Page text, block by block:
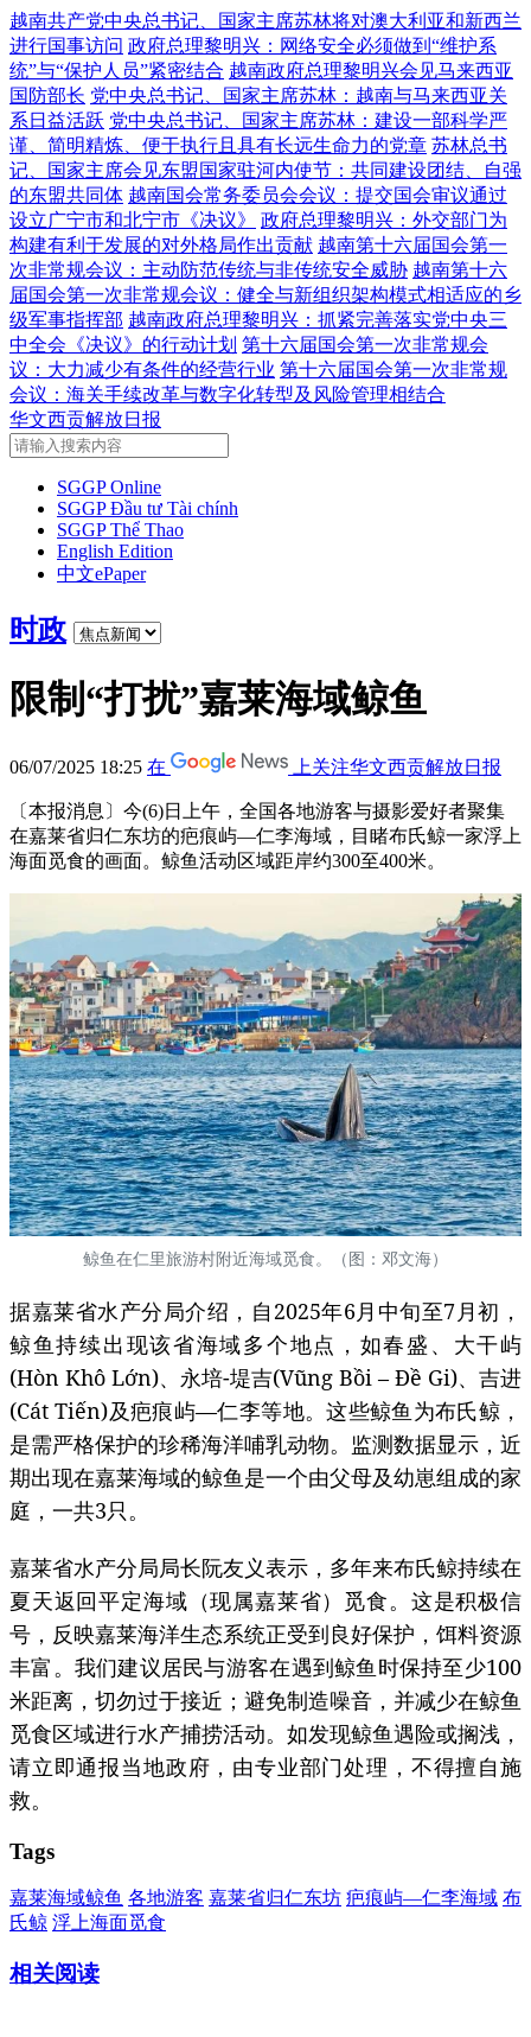
越南共产党中央总书记、国家主席苏林将对澳大利亚和新西兰
进行国事访问 政府总理黎明兴：网络安全必须做到“维护系
统”与“保护人员”紧密结合 越南政府总理黎明兴会见马来西亚
国防部长 党中央总书记、国家主席苏林：越南与马来西亚关
系日益活跃 党中央总书记、国家主席苏林：建设一部科学严
谨、简明精炼、便于执行且具有长远生命力的党章 苏林总书
记、国家主席会见东盟国家驻河内使节：共同建设团结、自强
的东盟共同体 越南国会常务委员会会议：提交国会审议通过
设立广宁市和北宁市《决议》
政府总理黎明兴：外交部门为
构建有利于发展的对外格局作出贡献 越南第十六届国会第一
次非常规会议：主动防范传统与非传统安全威胁 越南第十六
届国会第一次非常规会议：健全与新组织架构模式相适应的乡
级军事指挥部 越南政府总理黎明兴：抓紧完善落实党中央三
中全会《决议》的行动计划 第十六届国会第一次非常规会
议：大力减少有条件的经营行业 第十六届国会第一次非常规
会议：海关手续改革与数字化转型及风险管理相结合
华文西贡解放日报
SGGP Online
SGGP Đầu tư Tài chính
SGGP Thể Thao
English Edition
中文ePaper
时政
限制“打扰”嘉莱海域鲸鱼
06/07/2025 18:25 在 上关注华文西贡解放日报
〔本报消息〕今(6)日上午，全国各地游客与摄影爱好者聚集
在嘉莱省归仁东坊的疤痕屿—仁李海域，目睹布氏鲸一家浮上
海面觅食的画面。鲸鱼活动区域距岸约300至400米。
鲸鱼在仁里旅游村附近海域觅食。（图：邓文海）
据嘉莱省水产分局介绍，自2025年6月中旬至7月初，
鲸鱼持续出现该省海域多个地点，如春盛、大干屿
(Hòn Khô Lớn)、永培-堤吉(Vũng Bồi – Đề Gi)、吉进
(Cát Tiến)及疤痕屿—仁李等地。这些鲸鱼为布氏鲸，
是需严格保护的珍稀海洋哺乳动物。监测数据显示，近
期出现在嘉莱海域的鲸鱼是一个由父母及幼崽组成的家
庭，一共3只。
嘉莱省水产分局局长阮友义表示，多年来布氏鲸持续在
夏天返回平定海域（现属嘉莱省）觅食。这是积极信
号，反映嘉莱海洋生态系统正受到良好保护，饵料资源
丰富。我们建议居民与游客在遇到鲸鱼时保持至少100
米距离，切勿过于接近；避免制造噪音，并减少在鲸鱼
觅食区域进行水产捕捞活动。如发现鲸鱼遇险或搁浅，
请立即通报当地政府，由专业部门处理，不得擅自施
救。
Tags
嘉莱海域鲸鱼 各地游客 嘉莱省归仁东坊 疤痕屿—仁李海域 布
氏鲸 浮上海面觅食
相关阅读